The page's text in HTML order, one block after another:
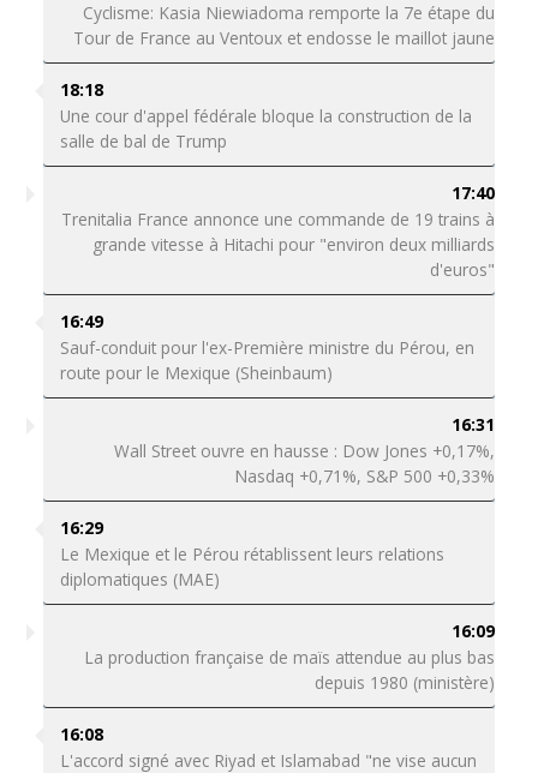
Cyclisme: Kasia Niewiadoma remporte la 7e étape du
Tour de France au Ventoux et endosse le maillot jaune
18:18
Une cour d'appel fédérale bloque la construction de la
salle de bal de Trump
17:40
Trenitalia France annonce une commande de 19 trains à
grande vitesse à Hitachi pour "environ deux milliards
d'euros"
16:49
Sauf-conduit pour l'ex-Première ministre du Pérou, en
route pour le Mexique (Sheinbaum)
16:31
Wall Street ouvre en hausse : Dow Jones +0,17%,
Nasdaq +0,71%, S&P 500 +0,33%
16:29
Le Mexique et le Pérou rétablissent leurs relations
diplomatiques (MAE)
16:09
La production française de maïs attendue au plus bas
depuis 1980 (ministère)
16:08
L'accord signé avec Riyad et Islamabad "ne vise aucun